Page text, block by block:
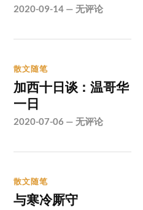
2020-09-14 —无评论
散文随笔
加西十日谈：温哥华
一日
2020-07-06 —无评论
散文随笔
与寒冷厮守